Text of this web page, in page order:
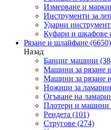
Измерване и
Инструменти за
Ударни
Куфари и шкафове
Рязане и шлайфане (6650)
Назад
Банциг машини
Машини за рязане
Машини за рязане
Ножици за
Огъване на
Плотери и машини
Рендета (101)
Стругове (274)